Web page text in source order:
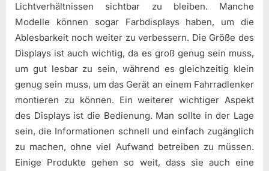
Lichtverhältnissen sichtbar zu bleiben. Manche
Modelle können sogar Farbdisplays haben, um die
Ablesbarkeit noch weiter zu verbessern. Die Größe des
Displays ist auch wichtig, da es groß genug sein muss,
um gut lesbar zu sein, während es gleichzeitig klein
genug sein muss, um das Gerät an einem Fahrradlenker
montieren zu können. Ein weiterer wichtiger Aspekt
des Displays ist die Bedienung. Man sollte in der Lage
sein, die Informationen schnell und einfach zugänglich
zu machen, ohne viel Aufwand betreiben zu müssen.
Einige Produkte gehen so weit, dass sie auch eine